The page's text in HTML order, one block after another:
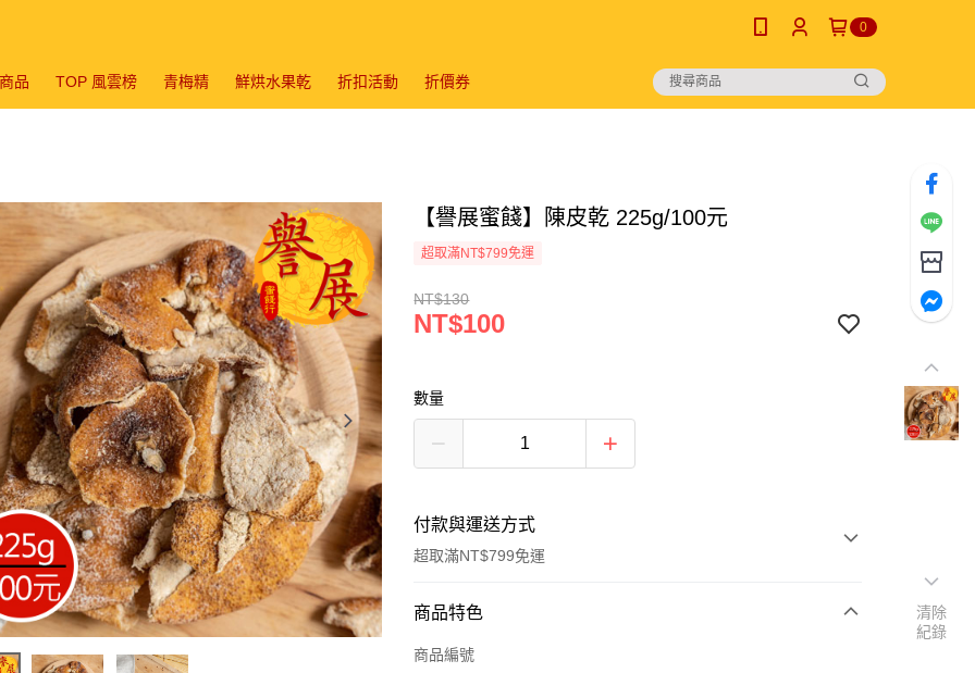
0
品 TOP 風雲榜 青梅精 鮮烘水果乾 折扣活動 折價券
【譽展蜜餞】陳皮乾 225g/100元
超取滿NT$799免運
NT$130
NT$100
數量
付款與運送方式
超取滿NT$799免運
付款方式
信用卡一次付款
商品特色
商品編號
清除
紀錄